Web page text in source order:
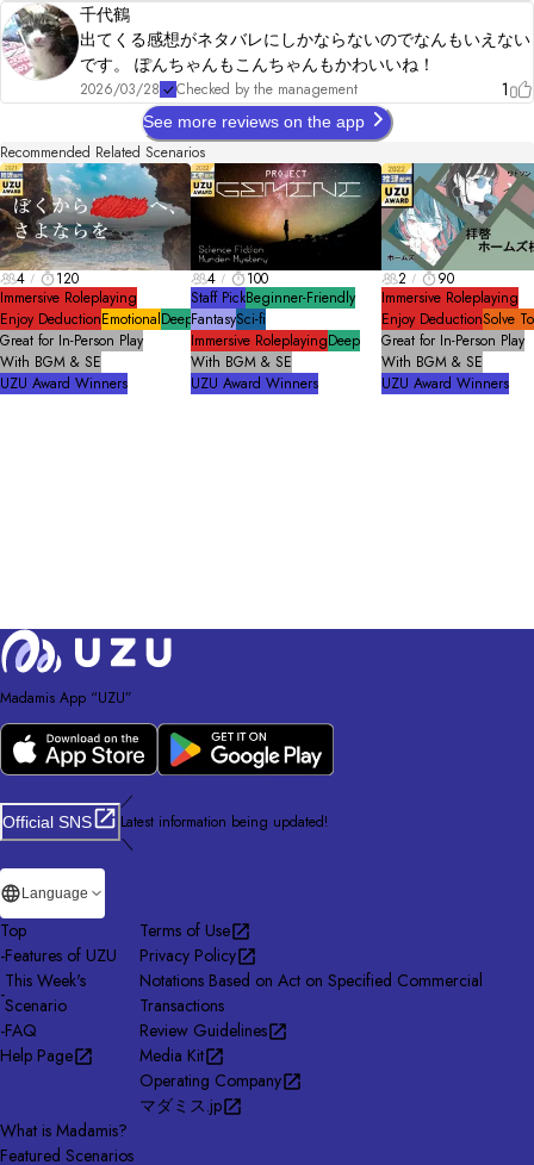
千代鶴
出てくる感想がネタバレにしかならないのでなんもいえない
です。 ぽんちゃんもこんちゃんもかわいいね！
2026/03/28 Checked by the management 1
See more reviews on the app
Recommended Related Scenarios
4
120
Immersive Roleplaying
Enjoy DeductionEmotionalDeep
Great for In-Person Play
With BGM & SE
UZU Award Winners
4
100
Staff PickBeginner-Friendly
FantasySci-fi
Immersive RoleplayingDeep
With BGM & SE
UZU Award Winners
2
90
Immersive Roleplaying
Enjoy DeductionSolve
Great for In-Person Play
With BGM & SE
UZU Award Winners
Madamis App “UZU”
Official SNS
／
Latest information being updated!
＼
Language
Top
-Features of UZU
-
This Week's
Scenario
-FAQ
Help Page
Terms of Use
Privacy Policy
Notations Based on Act on Specified Commercial
Transactions
Review Guidelines
Media Kit
Operating Company
マダミス.jp
What is Madamis?
Featured Scenarios